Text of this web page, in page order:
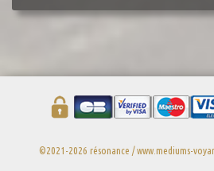
©2021-2026 résonance / www.mediums-